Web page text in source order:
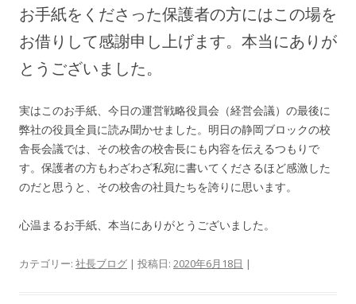
お手紙をくださった保護者の方にはこの場を
お借りして感謝申し上げます。本当にありが
とうございました。
実はこのお手紙、今日の運営戦略役員会（経営会議）の最後に
弊社の役員全員に読み聞かせました。明日の静岡ブロックの校
舎長会議では、その校舎の校舎長にも内容を伝えるつもりで
す。保護者の方もわざわざ私宛に書いてくださるほど感激した
のだと思うと、その校舎の社員たちを誇りに思います。
心温まるお手紙、本当にありがとうございました。
カテゴリー: 社長ブログ | 投稿日: 2020年6月18日 |